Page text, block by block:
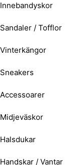
Innebandyskor
Sandaler / Tofflor
Vinterkängor
Sneakers
Accessoarer
Midjeväskor
Halsdukar
Handskar / Vantar